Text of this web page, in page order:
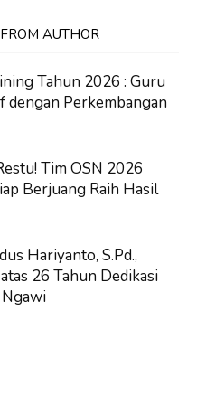
AUTHOR
Tahun 2026 : Guru
dengan Perkembangan
Tim OSN 2026
Berjuang Raih Hasil
Hariyanto, S.Pd.,
26 Tahun Dedikasi